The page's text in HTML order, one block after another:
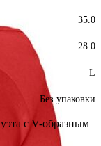
35.0
28.0
L
Без упаковки
с V-образным